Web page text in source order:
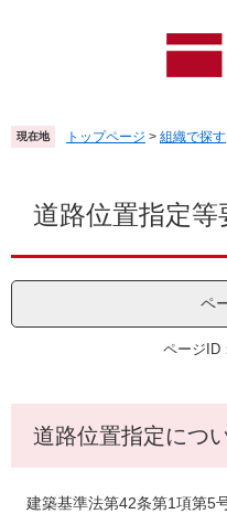
頭
で
飛
ば
現在地 トップページ > 組織で探す
道路位置指定等
ペ
ページID
道路位置指定につ
建築基準法第42条第1項第5